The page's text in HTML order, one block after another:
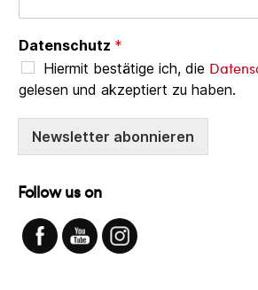
Datenschutz *
Hiermit bestätige ich, die
gelesen und akzeptiert zu haben.
Newsletter abonnieren
Follow us on